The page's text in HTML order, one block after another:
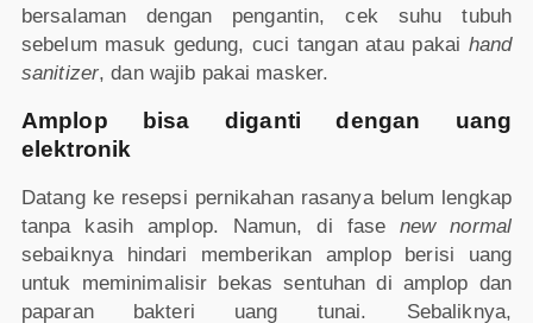
bersalaman dengan pengantin, cek suhu tubuh
sebelum masuk gedung, cuci tangan atau pakai hand
sanitizer, dan wajib pakai masker.
Amplop bisa diganti dengan uang
elektronik
Datang ke resepsi pernikahan rasanya belum lengkap
tanpa kasih amplop. Namun, di fasenew normal
sebaiknya hindari memberikan amplop berisi uang
untuk meminimalisir bekas sentuhan di amplop dan
paparan bakteri uang tunai. Sebaliknya,